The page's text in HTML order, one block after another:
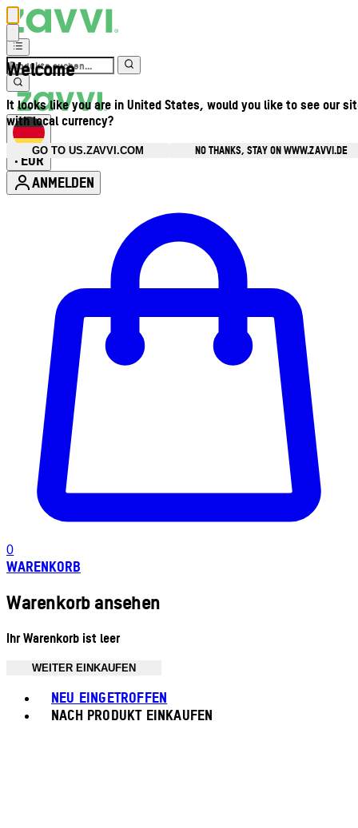
Welcome
It looks like you are in United States, would you like to see our
with local currency?
GO TO US.ZAVVI.COM
NO THANKS, STAY ON WWW.ZAVVI.DE
• EUR
ANMELDEN
0
WARENKORB
Warenkorb ansehen
Ihr Warenkorb ist leer
WEITER EINKAUFEN
NEU EINGETROFFEN
NACH PRODUKT EINKAUFEN